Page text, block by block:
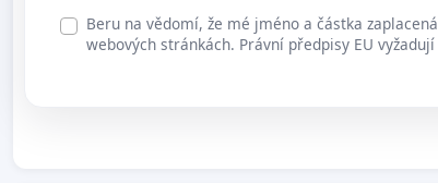
Beru na vědomí, že mé jméno a částka
webových stránkách. Právní předpisy EU